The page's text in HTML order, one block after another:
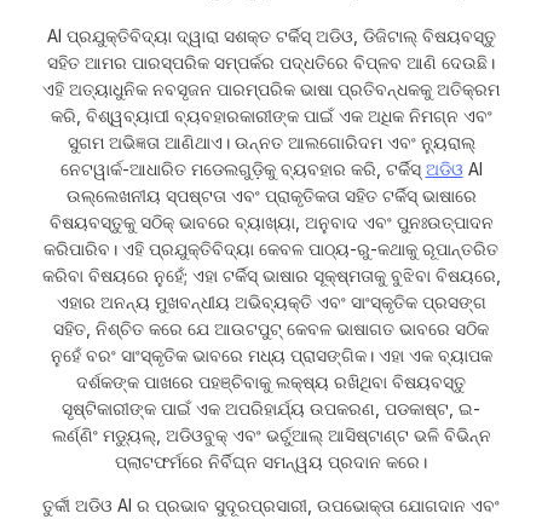
AI ପ୍ରଯୁକ୍ତିବିଦ୍ୟା ଦ୍ୱାରା ସଶକ୍ତ ଟର୍କିସ୍ ଅଡିଓ, ଡିଜିଟାଲ୍ ବିଷୟବସ୍ତୁ
ସହିତ ଆମର ପାରସ୍ପରିକ ସମ୍ପର୍କର ପଦ୍ଧତିରେ ବିପ୍ଳବ ଆଣି ଦେଉଛି।
ଏହି ଅତ୍ୟାଧୁନିକ ନବସୃଜନ ପାରମ୍ପରିକ ଭାଷା ପ୍ରତିବନ୍ଧକକୁ ଅତିକ୍ରମ
କରି, ବିଶ୍ୱବ୍ୟାପୀ ବ୍ୟବହାରକାରୀଙ୍କ ପାଇଁ ଏକ ଅଧିକ ନିମଗ୍ନ ଏବଂ
ସୁଗମ ଅଭିଜ୍ଞତା ଆଣିଥାଏ। ଉନ୍ନତ ଆଲଗୋରିଦମ ଏବଂ ନ୍ୟୁରାଲ୍
ନେଟୱାର୍କ-ଆଧାରିତ ମଡେଲଗୁଡ଼ିକୁ ବ୍ୟବହାର କରି, ଟର୍କିସ୍ ଅଡିଓ AI
ଉଲ୍ଲେଖନୀୟ ସ୍ପଷ୍ଟତା ଏବଂ ପ୍ରାକୃତିକତା ସହିତ ଟର୍କିସ୍ ଭାଷାରେ
ବିଷୟବସ୍ତୁକୁ ସଠିକ୍ ଭାବରେ ବ୍ୟାଖ୍ୟା, ଅନୁବାଦ ଏବଂ ପୁନଃଉତ୍ପାଦନ
କରିପାରିବ। ଏହି ପ୍ରଯୁକ୍ତିବିଦ୍ୟା କେବଳ ପାଠ୍ୟ-ରୁ-କଥାକୁ ରୂପାନ୍ତରିତ
କରିବା ବିଷୟରେ ନୁହେଁ; ଏହା ଟର୍କିସ୍ ଭାଷାର ସୂକ୍ଷ୍ମତାକୁ ବୁଝିବା ବିଷୟରେ,
ଏହାର ଅନନ୍ୟ ମୁଖବନ୍ଧୀୟ ଅଭିବ୍ୟକ୍ତି ଏବଂ ସାଂସ୍କୃତିକ ପ୍ରସଙ୍ଗ
ସହିତ, ନିଶ୍ଚିତ କରେ ଯେ ଆଉଟପୁଟ୍ କେବଳ ଭାଷାଗତ ଭାବରେ ସଠିକ
ନୁହେଁ ବରଂ ସାଂସ୍କୃତିକ ଭାବରେ ମଧ୍ୟ ପ୍ରାସଙ୍ଗିକ। ଏହା ଏକ ବ୍ୟାପକ
ଦର୍ଶକଙ୍କ ପାଖରେ ପହଞ୍ଚିବାକୁ ଲକ୍ଷ୍ୟ ରଖିଥିବା ବିଷୟବସ୍ତୁ
ସୃଷ୍ଟିକାରୀଙ୍କ ପାଇଁ ଏକ ଅପରିହାର୍ଯ୍ୟ ଉପକରଣ, ପଡକାଷ୍ଟ, ଇ-
ଲର୍ଣ୍ଣିଂ ମଡ୍ୟୁଲ୍, ଅଡିଓବୁକ୍ ଏବଂ ଭର୍ଚୁଆଲ୍ ଆସିଷ୍ଟାଣ୍ଟ ଭଳି ବିଭିନ୍ନ
ପ୍ଲାଟଫର୍ମରେ ନିର୍ବିଘ୍ନ ସମନ୍ୱୟ ପ୍ରଦାନ କରେ।
ତୁର୍କୀ ଅଡିଓ AI ର ପ୍ରଭାବ ସୁଦୂରପ୍ରସାରୀ, ଉପଭୋକ୍ତା ଯୋଗଦାନ ଏବଂ